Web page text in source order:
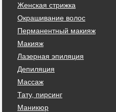
Женская стрижка
Окрашивание волос
Перманентный макияж
Макияж
Лазерная эпиляция
Депиляция
Массаж
Тату, пирсинг
Маникюр